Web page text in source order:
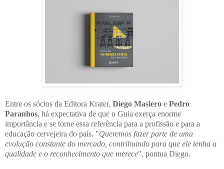
Entre os sócios da Editora Krater, Diego Masiero e Pedro
Paranhos, há expectativa de que o Guia exerça enorme
importância e se torne essa referência para a profissão e para a
educação cervejeira do país. "Queremos fazer parte de uma
evolução constante do mercado, contribuindo para que ele tenha a
qualidade e o reconhecimento que merece", pontua Diego.